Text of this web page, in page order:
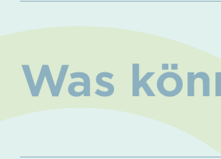
Was